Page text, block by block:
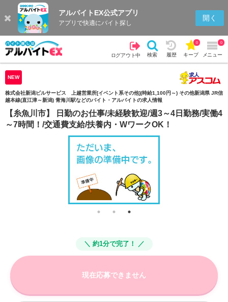
アルバイトEX公式アプリ
アプリで快適にバイト探し
開く
ログアウト中 検索 履歴 キープ
0
メニュー
0
検索 履歴
NEW
株式会社新潟ビルサービス 上越営業所[イベント系その他](時給1,100円～) その他新潟県 JR信
越本線(直江津～新潟) 青海川駅などのバイト・アルバイトの求人情報
【糸魚川市】 日勤のお仕事/未経験歓迎/週3～4日勤務/実働4
～7時間！/交通費支給/扶養内・WワークOK！
＼ 約1分で完了！ ／
現在応募できません